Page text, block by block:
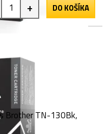
+ DO KOŠÍKA
Brother TN-130Bk,